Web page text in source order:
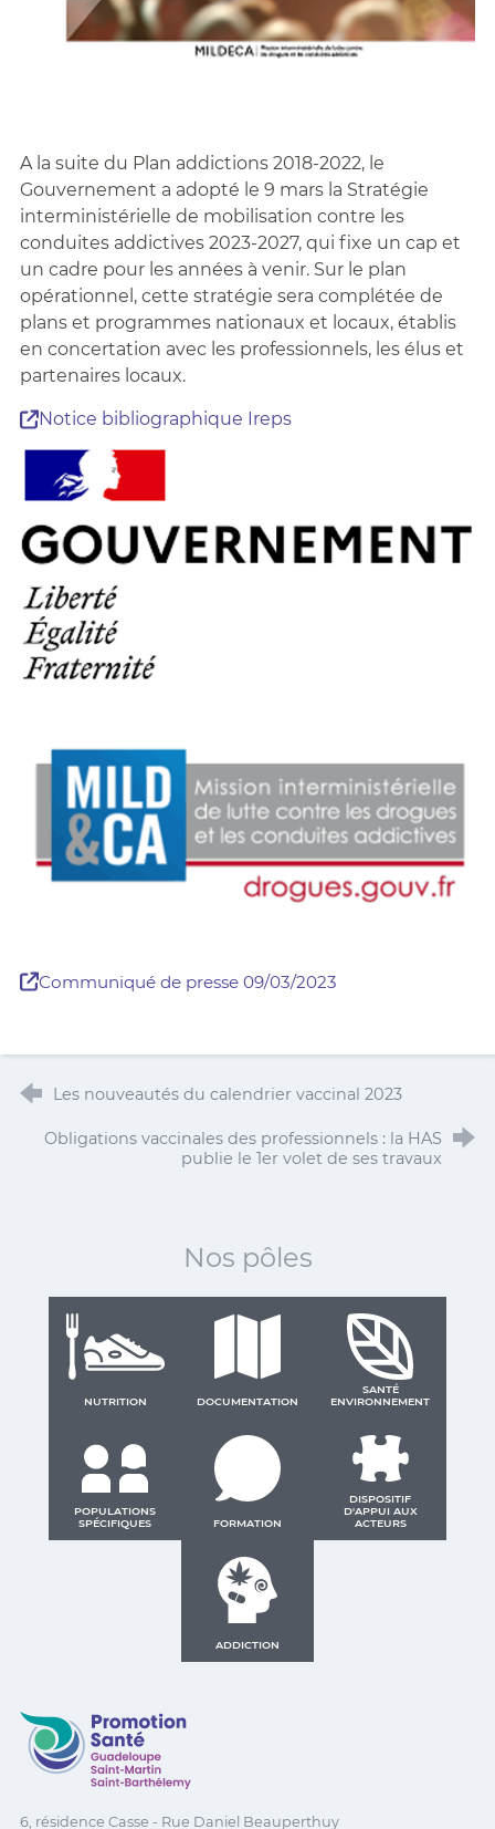
A la suite du Plan addictions 2018-2022, le
Gouvernement a adopté le 9 mars la Stratégie
interministérielle de mobilisation contre les
conduites addictives 2023-2027, qui fixe un cap et
un cadre pour les années à venir. Sur le plan
opérationnel, cette stratégie sera complétée de
plans et programmes nationaux et locaux, établis
en concertation avec les professionnels, les élus et
partenaires locaux.
Notice bibliographique Ireps
Communiqué de presse 09/03/2023
Les nouveautés du calendrier vaccinal 2023
Obligations vaccinales des professionnels : la HAS
publie le 1er volet de ses travaux
Nos pôles
NUTRITION DOCUMENTATION
SANTÉ
ENVIRONNEMENT
POPULATIONS
SPÉCIFIQUES
FORMATION
DISPOSITIF
D'APPUI AUX
ACTEURS
ADDICTION
Promotion Santé Guadeloupe, Saint-Martin, Saint
6, résidence Casse - Rue Daniel Beauperthuy